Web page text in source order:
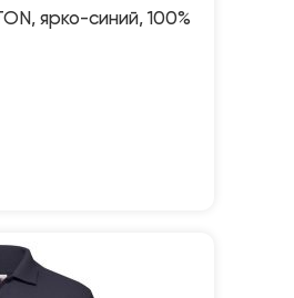
ярко-синий, 100%